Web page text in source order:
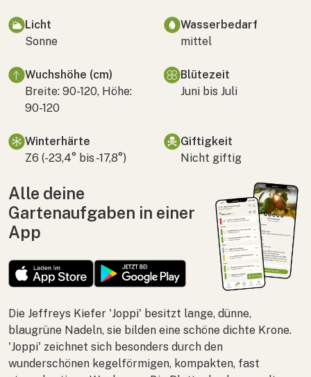
Licht
Sonne
Wasserbedarf
mittel
Wuchshöhe (cm)
Breite: 90-120, Höhe:
90-120
Blütezeit
Juni bis Juli
Winterhärte
Z6 (-23,4° bis -17,8°)
Giftigkeit
Nicht giftig
Alle deine
Gartenaufgaben in einer
App
Die Jeffreys Kiefer 'Joppi' besitzt lange, dünne,
blaugrüne Nadeln, sie bilden eine schöne dichte Krone.
'Joppi' zeichnet sich besonders durch den
wunderschönen kegelförmigen, kompakten, fast